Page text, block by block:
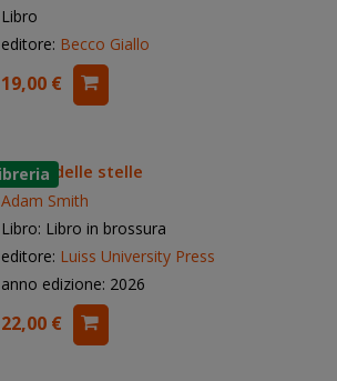
Libro
editore: Becco Giallo
19,00 €
Storia delle stelle
Adam Smith
Libro: Libro in brossura
editore: Luiss University Press
anno edizione: 2026
22,00 €